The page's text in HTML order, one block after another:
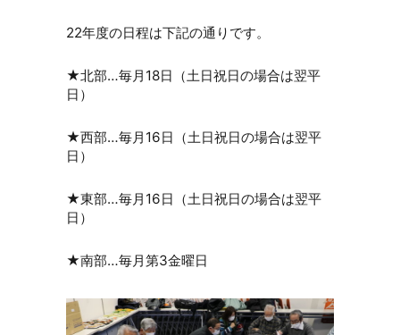
22年度の日程は下記の通りです。
★北部…毎月18日（土日祝日の場合は翌平
日）
★西部…毎月16日（土日祝日の場合は翌平
日）
★東部…毎月16日（土日祝日の場合は翌平
日）
★南部…毎月第3金曜日